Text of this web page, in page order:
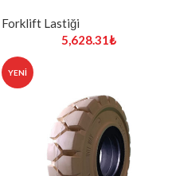
Forklift Lastiği
5,628.31₺
YENI